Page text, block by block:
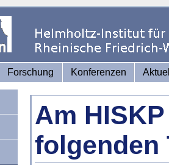
Forschung Konferenzen
Am
folgenden